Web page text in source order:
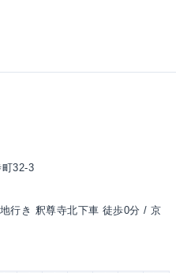
32-3
行き 釈尊寺北下車 徒歩0分 / 京